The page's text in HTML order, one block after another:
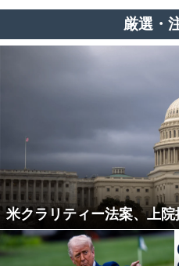
厳選・
米クラリティー法案、上